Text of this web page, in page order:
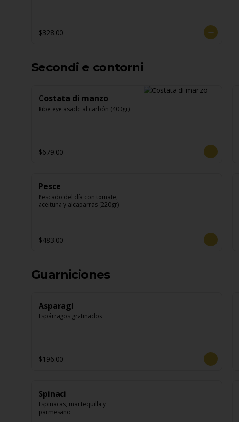
$328.00
Secondi e contorni
Costata di manzo
Ribe eye asado al carbón (400gr)
$679.00
Pesce
Pescado del día con tomate,
aceituna y alcaparras (220gr)
$483.00
Guarniciones
Asparagi
Espárragos gratinados
$196.00
Spinaci
Espinacas, mantequilla y
parmesano